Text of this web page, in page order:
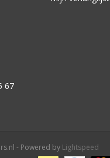
67
- Powered by Lightspeed